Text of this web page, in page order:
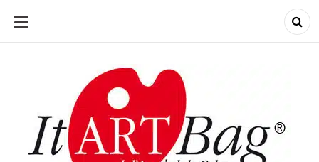
ALLER
CONTENU
ItArtBag